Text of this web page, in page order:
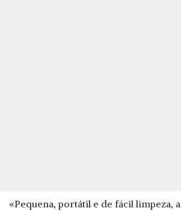
«Pequena, portátil e de fácil limpeza, a